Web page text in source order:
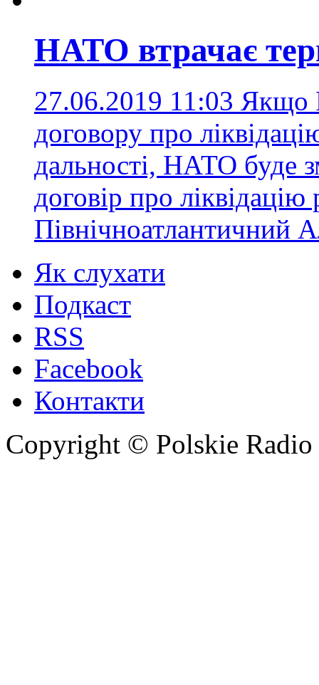
НАТО втрачає
27.06.2019 11:03 Якщо
договору про
дальності, НАТО буде
договір про ліквідацію
Північноатлантичний
Як слухати
Подкаст
RSS
Facebook
Контакти
Copyright © Polskie